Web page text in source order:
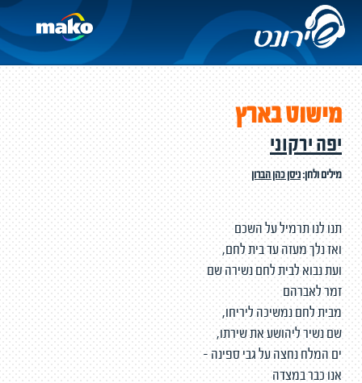
מישוט בארץ
יפה ירקוני
מילים ולחן:ניסן כהן הברון
תנו לנו תרמיל על השכם
ואז נלך מעזה עד בית לחם,
ועת נבוא לבית לחם נשירה שם
זמר לאברהם
מבית לחם נמשיכה ליריחו,
שם נשיר ליהושע את שירתו,
ים המלח נחצה על גבי ספינה -
אנו כבר במצדה